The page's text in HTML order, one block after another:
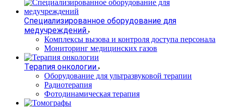
Специализированное оборудование для
медучреждений
Комплексы вызова и контроля доступа персонала
Мониторинг медицинских газов
Терапия онкологии
Оборудование для ультразвуковой терапии
Радиотерапия
Фотодинамическая терапия